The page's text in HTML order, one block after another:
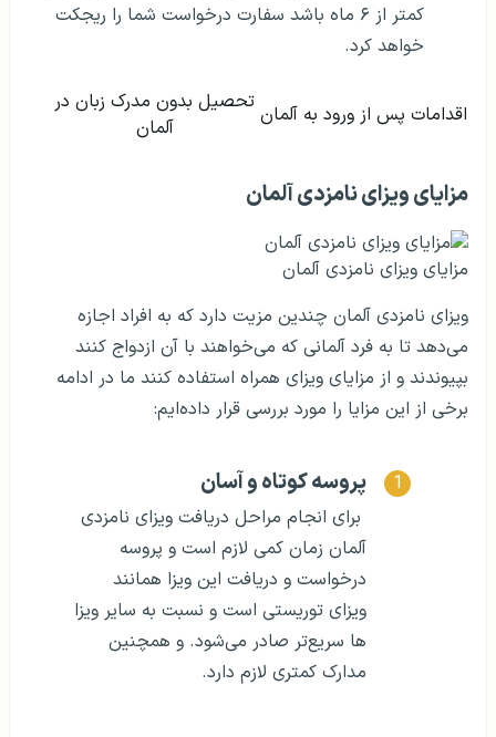
کمتر از ۶ ماه باشد سفارت درخواست شما را ریجکت
خواهد کرد.
اقدامات پس از ورود به آلمان تحصیل بدون مدرک زبان در
آلمان
مزایای ویزای نامزدی آلمان
مزایای ویزای نامزدی آلمان
ویزای نامزدی آلمان چندین مزیت دارد که به افراد اجازه
می‌دهد تا به فرد آلمانی که می‌خواهند با آن ازدواج کنند
بپیوندند و از مزایای ویزای همراه استفاده کنند ما در ادامه
برخی از این مزایا را مورد بررسی قرار داده‌ایم:
پروسه کوتاه و آسان
برای انجام مراحل دریافت ویزای نامزدی
آلمان زمان کمی لازم است و پروسه
درخواست و دریافت این ویزا همانند
ویزای توریستی است و نسبت به سایر ویزا
ها سریع‌تر صادر می‌شود. و همچنین
مدارک کمتری لازم دارد.